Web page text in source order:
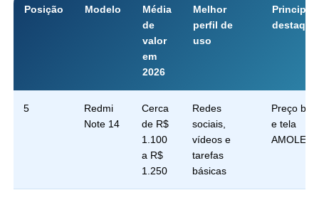
Posição Modelo
Média
de
valor
em
2026
Melhor
perfil de
uso
Principal
destaque
5
Redmi
Note 14
Cerca
de R$
1.100
a R$
1.250
Redes
sociais,
vídeos e
tarefas
básicas
Preço
e tela
AMOLED